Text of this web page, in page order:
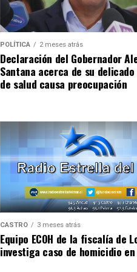
POLÍTICA 2 meses atrás
Declaración del Gobernador
Santana acerca de su
de salud causa preocupación
CASTRO 3 meses atrás
Equipo ECOH de la fiscalía de
investiga caso de homicidio